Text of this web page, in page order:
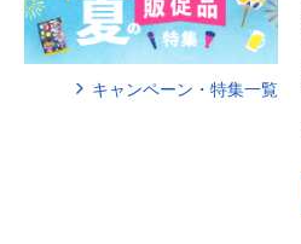
キャンペーン・特集一覧